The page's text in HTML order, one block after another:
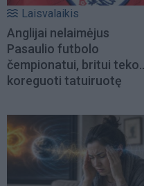
Laisvalaikis
Anglijai nelaimėjus
Pasaulio futbolo
čempionatui, britui
koreguoti tatuiruotę